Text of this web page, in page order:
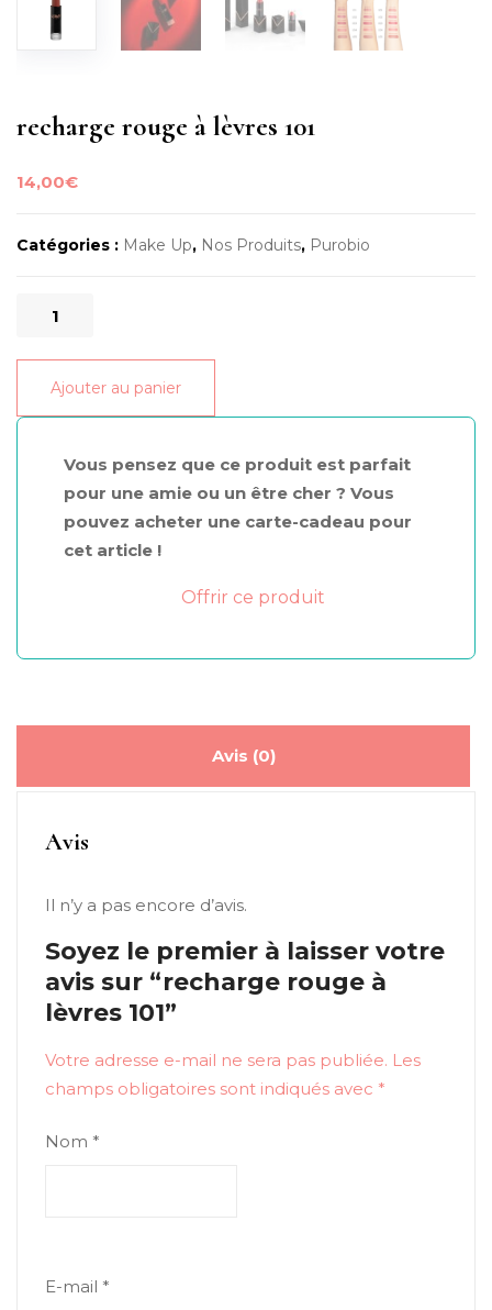
recharge rouge à lèvres 101
14,00€
Catégories : Make Up, Nos Produits, Purobio
quantité
recharge
rouge
à
Ajouter au panier
Vous pensez que ce produit est parfait
pour une amie ou un être cher ? Vous
pouvez acheter une carte-cadeau pour
cet article !
Offrir ce produit
Avis (0)
Avis
Il n’y a pas encore d’avis.
Soyez le premier à laisser votre
avis sur “recharge rouge à
lèvres 101”
Votre adresse e-mail ne sera pas publiée. Les
champs obligatoires sont indiqués avec *
Nom *
E-mail *